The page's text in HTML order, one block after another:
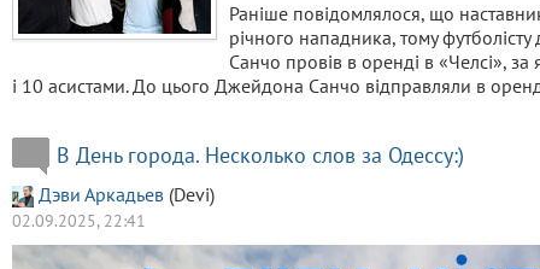
Раніше повідомлялося, що
річного нападника, тому
Санчо провів в оренді в «Челсі»,
і 10 асистами. До цього Джейдона Санчо відправляли в
В День города. Несколько слов за Одессу:)
Дэви Аркадьев (Devi)
02.09.2025, 22:41